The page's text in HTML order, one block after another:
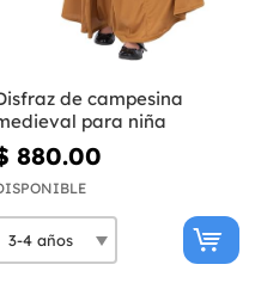
de campesina
para niña
880.00